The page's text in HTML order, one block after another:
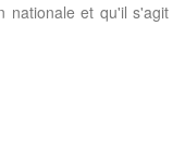
nationale et qu'il s'agit